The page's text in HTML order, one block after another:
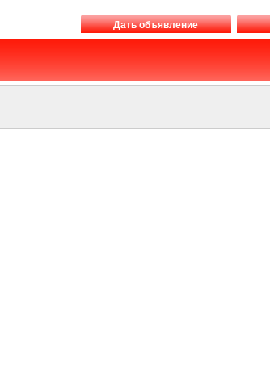
Дать объявление